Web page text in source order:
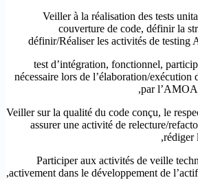
-Veiller à la réalisation des tests
couverture de code, définir la
définir/Réaliser les activités de testing
(test d’intégration, fonctionnel,
nécessaire lors de l’élaboration/exécution
par l’AMOA
-Veiller sur la qualité du code conçu, le
assurer une activité de relecture/
rédiger
-Participer aux activités de veille
activement dans le développement de